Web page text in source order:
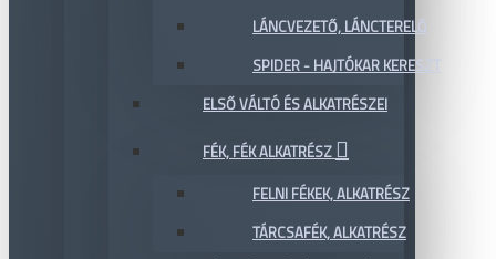
LÁNCVEZETŐ, LÁNCTERELŐ
SPIDER - HAJTÓKAR KERESZT
ELSŐ VÁLTÓ ÉS ALKATRÉSZEI
FÉK, FÉK ALKATRÉSZ
FELNI FÉKEK, ALKATRÉSZ
TÁRCSAFÉK, ALKATRÉSZ